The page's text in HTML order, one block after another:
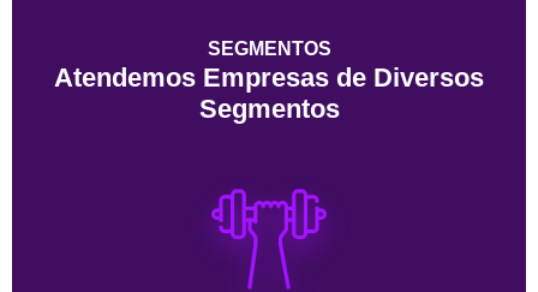
SEGMENTOS
Atendemos Empresas de Diversos
Segmentos